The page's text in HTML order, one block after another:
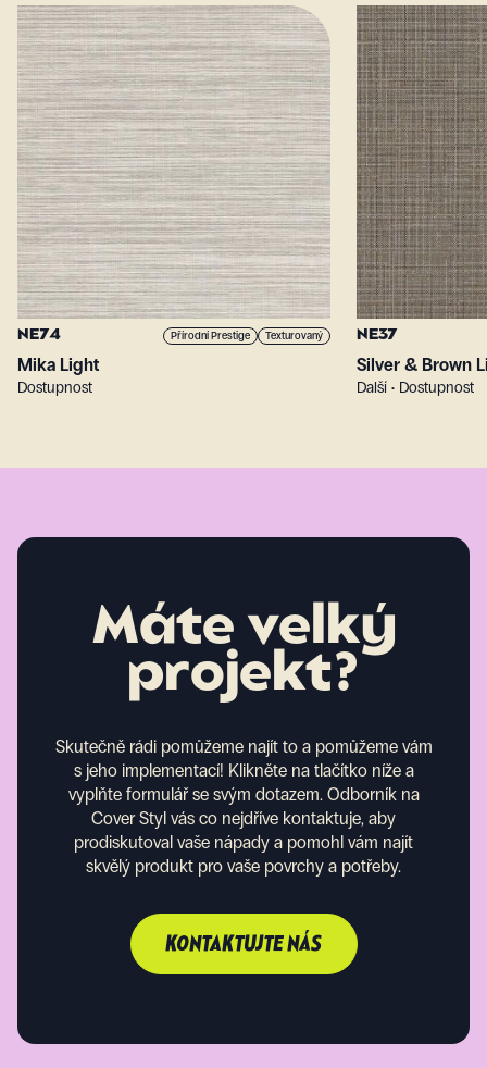
NE74 Přírodní Prestige Texturovaný
Mika Light
Dostupnost
NE37
Silver & Brown
Další • Dostupnost
Máte velký
projekt?
Skutečně rádi pomůžeme najít to a pomůžeme vám
s jeho implementací! Klikněte na tlačítko níže a
vyplňte formulář se svým dotazem. Odborník na
Cover Styl vás co nejdříve kontaktuje, aby
prodiskutoval vaše nápady a pomohl vám najít
skvělý produkt pro vaše povrchy a potřeby.
KONTAKTUJTE NÁS